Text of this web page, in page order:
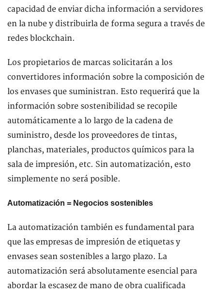
capacidad de enviar dicha información a servidores
en la nube y distribuirla de forma segura a través de
redes blockchain.
Los propietarios de marcas solicitarán a los
convertidores información sobre la composición de
los envases que suministran. Esto requerirá que la
información sobre sostenibilidad se recopile
automáticamente a lo largo de la cadena de
suministro, desde los proveedores de tintas,
planchas, materiales, productos químicos para la
sala de impresión, etc. Sin automatización, esto
simplemente no será posible.
Automatización = Negocios sostenibles
La automatización también es fundamental para
que las empresas de impresión de etiquetas y
envases sean sostenibles a largo plazo. La
automatización será absolutamente esencial para
abordar la escasez de mano de obra cualificada